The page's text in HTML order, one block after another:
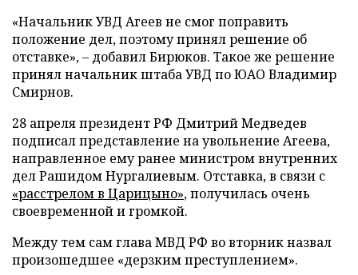
«Начальник УВД Агеев не смог поправить
положение дел, поэтому принял решение об
отставке», – добавил Бирюков. Такое же решение
принял начальник штаба УВД по ЮАО Владимир
Смирнов.
28 апреля президент РФ Дмитрий Медведев
подписал представление на увольнение Агеева,
направленное ему ранее министром внутренних
дел Рашидом Нургалиевым. Отставка, в связи с
«расстрелом в Царицыно», получилась очень
своевременной и громкой.
Между тем сам глава МВД РФ во вторник назвал
произошедшее «дерзким преступлением».